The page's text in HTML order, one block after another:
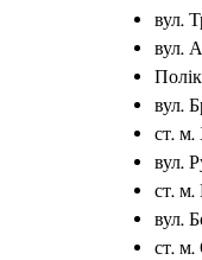
вул.
вул.
вул.
ст. м.
вул.
ст. м.
вул.
ст. м.